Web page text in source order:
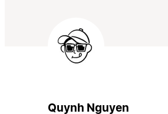
Quynh Nguyen